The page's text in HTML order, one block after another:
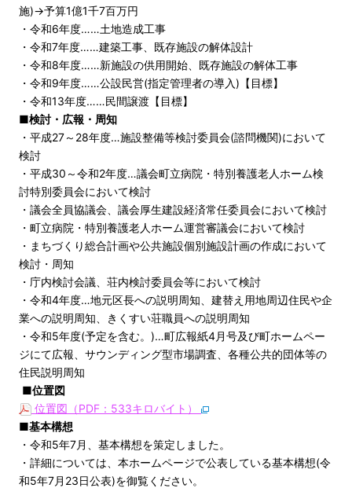
施)→予算1億1千7百万円
・令和6年度……土地造成工事
・令和7年度……建築工事、既存施設の解体設計
・令和8年度……新施設の供用開始、既存施設の解体工事
・令和9年度……公設民営(指定管理者の導入)【目標】
・令和13年度……民間譲渡【目標】
■検討・広報・周知
・平成27～28年度…施設整備等検討委員会(諮問機関)において
検討
・平成30～令和2年度…議会町立病院・特別養護老人ホーム検
討特別委員会において検討
・議会全員協議会、議会厚生建設経済常任委員会において検討
・町立病院・特別養護老人ホーム運営審議会において検討
・まちづくり総合計画や公共施設個別施設計画の作成において
検討・周知
・庁内検討会議、荘内検討委員会等において検討
・令和4年度…地元区長への説明周知、建替え用地周辺住民や企
業への説明周知、きくすい荘職員への説明周知
・令和5年度(予定を含む。)…町広報紙4月号及び町ホームペー
ジにて広報、サウンディング型市場調査、各種公共的団体等の
住民説明周知
■位置図
位置図（PDF：533キロバイト）
■基本構想
・令和5年7月、基本構想を策定しました。
・詳細については、本ホームページで公表している基本構想(令
和5年7月23日公表)を御覧ください。